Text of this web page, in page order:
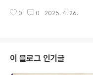
지원 4기✔ 효창원독립평화축제
봉사단 3기✔ 제27회 함평나비대
꿈다락 예술학교 '그 예술가 작곡
5년 미래내일 일경험 섬유패션뷰
0 0 2025. 4. 26.
이 블로그 인기글